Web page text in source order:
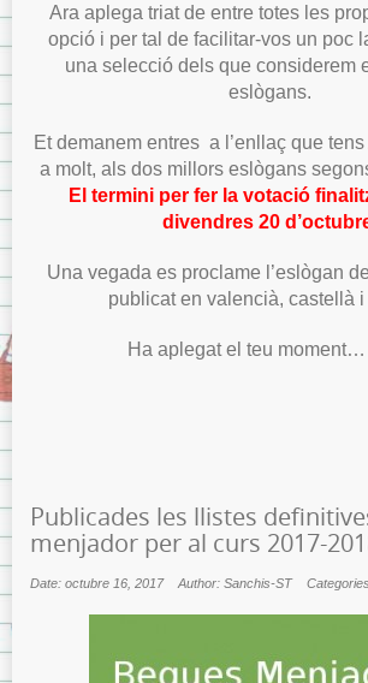
Ara aplega triat de entre totes les
opció i per tal de facilitar-vos un poc
una selecció dels que considerem
eslògans.
Et demanem entres a l’enllaç que tens
a molt, als dos millors eslògans
El termini per fer la votació
divendres 20
Una vegada es proclame l’eslògan
publicat en valencià, castellà i
Ha aplegat el teu moment…
Publicades les llistes
menjador per al curs 2017-
Date: octubre 16, 2017 Author: Sanchis-ST